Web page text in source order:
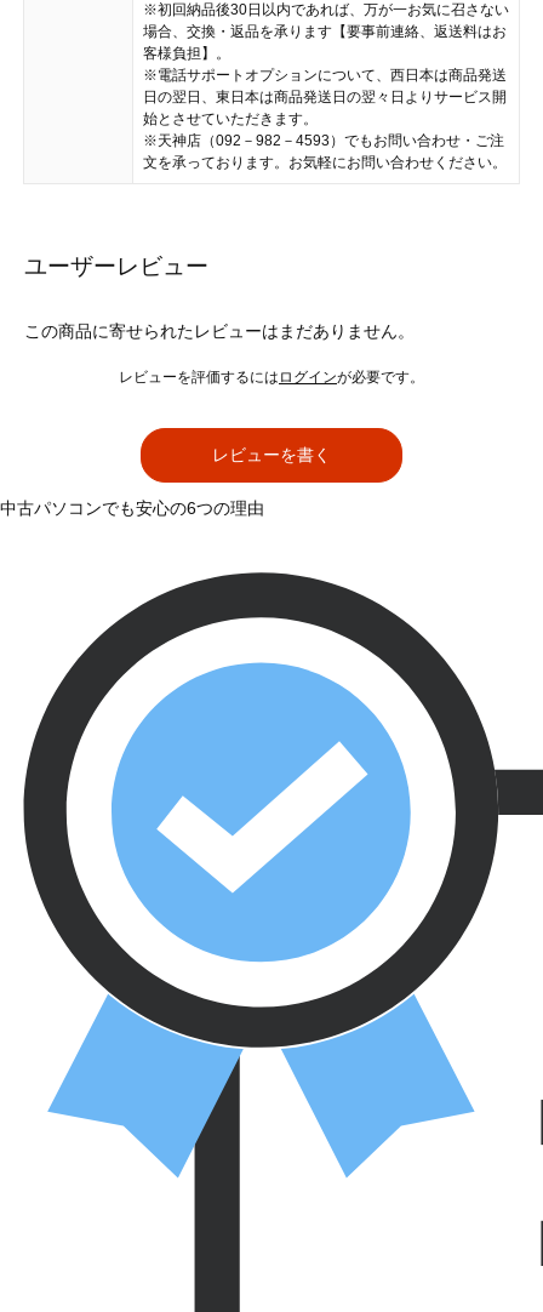
※初回納品後30日以内であれば、万が一お気に召さない
場合、交換・返品を承ります【要事前連絡、返送料はお
客様負担】。
※電話サポートオプションについて、西日本は商品発送
日の翌日、東日本は商品発送日の翌々日よりサービス開
始とさせていただきます。
※天神店（092－982－4593）でもお問い合わせ・ご注
文を承っております。お気軽にお問い合わせください。
ユーザーレビュー
この商品に寄せられたレビューはまだありません。
レビューを評価するには ログインが必要です。
レビューを書く
中古パソコンでも安心の6つの理由